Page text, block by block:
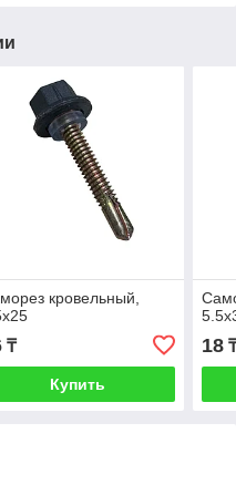
кровельный,
₸
Купить
18